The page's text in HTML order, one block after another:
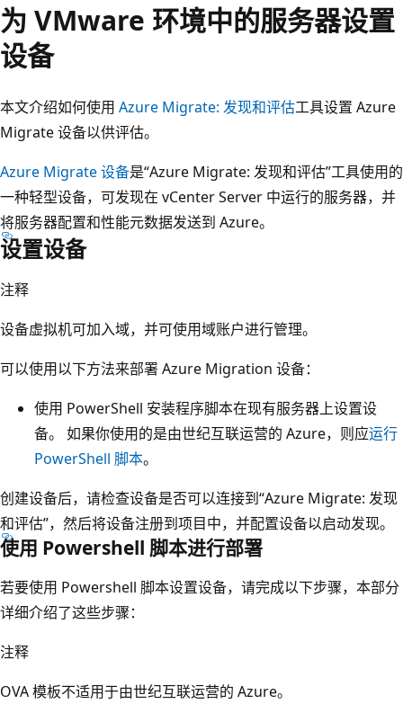
为 VMware 环境中的服务器设置
设备
本文介绍如何使用 Azure Migrate: 发现和评估工具设置 Azure
Migrate 设备以供评估。
Azure Migrate 设备是“Azure Migrate: 发现和评估”工具使用的
一种轻型设备，可发现在 vCenter Server 中运行的服务器，并
将服务器配置和性能元数据发送到 Azure。
设置设备
注释
设备虚拟机可加入域，并可使用域账户进行管理。
可以使用以下方法来部署 Azure Migration 设备：
使用 PowerShell 安装程序脚本在现有服务器上设置设
备。 如果你使用的是由世纪互联运营的 Azure，则应运行
PowerShell 脚本。
创建设备后，请检查设备是否可以连接到“Azure Migrate: 发现
和评估”，然后将设备注册到项目中，并配置设备以启动发现。
使用 Powershell 脚本进行部署
若要使用 Powershell 脚本设置设备，请完成以下步骤，本部分
详细介绍了这些步骤：
注释
OVA 模板不适用于由世纪互联运营的 Azure。